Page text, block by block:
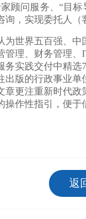
顾问服务、“目
，实现委托人（
世界五百强、
理、财务管理
实践交付中精
版的行政事业
更注重新时代
作性指引，便于
返